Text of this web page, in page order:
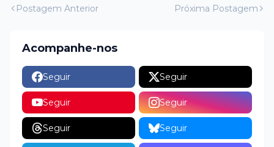
Postagem Anterior Próxima Postagem
Acompanhe-nos
Seguir Seguir
Seguir Seguir
Seguir Seguir